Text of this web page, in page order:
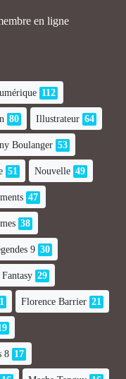
en ligne
112
80 Illustrateur 64
Boulanger 53
51 Nouvelle 49
47
38
9 30
Fantasy 29
Florence Barrier 21
8 17